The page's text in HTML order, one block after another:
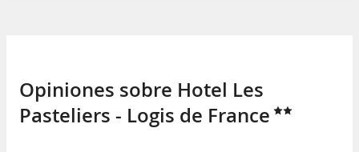
Opiniones sobre Hotel Les
Pasteliers - Logis de France